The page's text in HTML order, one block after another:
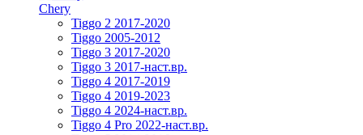
Chery
Tiggo 2 2017-2020
Tiggo 2005-2012
Tiggo 3 2017-2020
Tiggo 3 2017-наст.вр.
Tiggo 4 2017-2019
Tiggo 4 2019-2023
Tiggo 4 2024-наст.вр.
Tiggo 4 Pro 2022-наст.вр.